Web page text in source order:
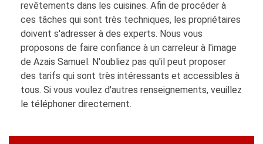
revêtements dans les cuisines. Afin de procéder à
ces tâches qui sont très techniques, les propriétaires
doivent s'adresser à des experts. Nous vous
proposons de faire confiance à un carreleur à l'image
de Azais Samuel. N'oubliez pas qu'il peut proposer
des tarifs qui sont très intéressants et accessibles à
tous. Si vous voulez d'autres renseignements, veuillez
le téléphoner directement.